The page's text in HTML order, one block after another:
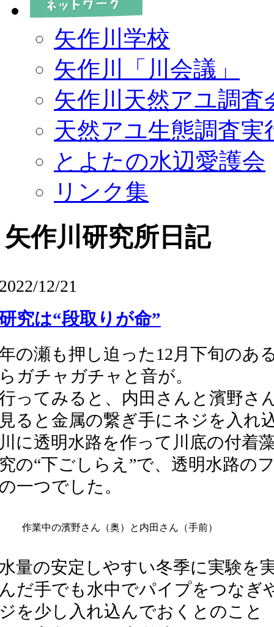
矢作川学校
矢作川「川会議」
矢作川天然アユ調査
天然アユ生態調査実
とよたの水辺愛護会
リンク集
矢作川研究所日記
12/21
究は“段取りが命”
の瀬も押し迫った12月下旬のあ
ガチャガチャと音が。
ってみると、内田さんと濱野さ
ると金属の繋ぎ手にネジを入れ
に透明水路を作って川底の付着
の“下ごしらえ”で、透明水路の
一つでした。
作業中の濱野さん（奥）と内田さん（手前）
量の安定しやすい冬季に実験を
だ手でも水中でパイプをつなぎ
を少し入れ込んでおくとのこと